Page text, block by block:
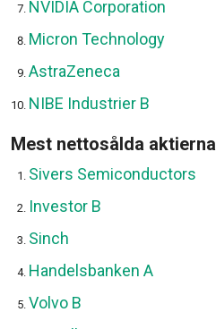
NVIDIA Corporation
Micron Technology
AstraZeneca
NIBE Industrier B
Mest nettosålda aktierna
Sivers Semiconductors
Investor B
Sinch
Handelsbanken A
Volvo B